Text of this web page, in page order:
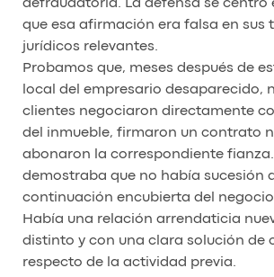
defraudatoria. La defensa se centró
que esa afirmación era falsa en sus
jurídicos relevantes.
Probamos que, meses después de
local del empresario desaparecido,
clientes negociaron directamente
del inmueble, firmaron un contrato
abonaron la correspondiente fianza.
demostraba que no había sucesión
continuación encubierta del
Había una relación arrendaticia
distinto y con una clara solución de
respecto de la actividad previa.